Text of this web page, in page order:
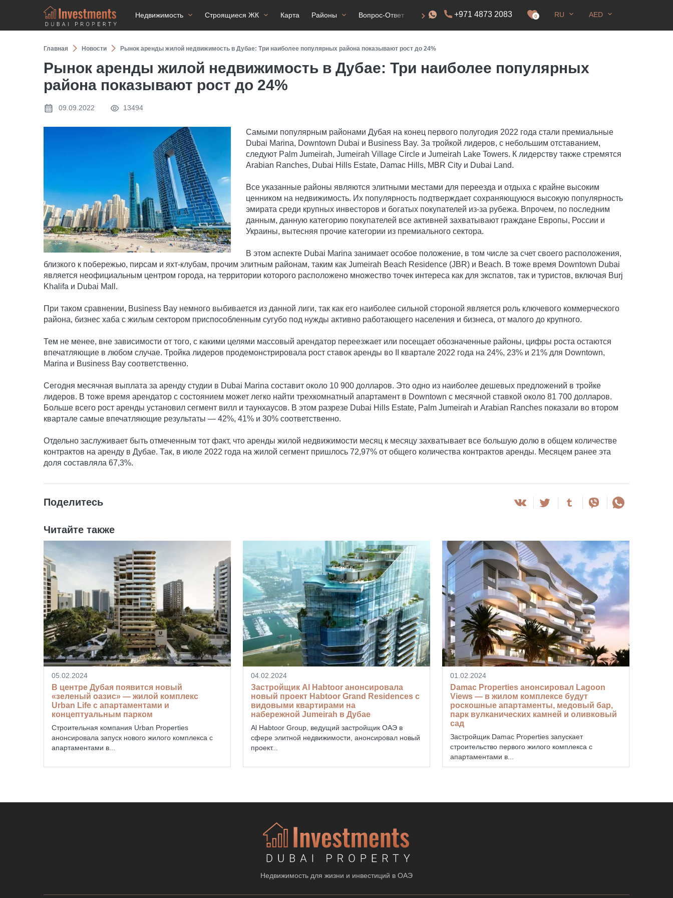
Недвижимость Строящиеся ЖК Карта Районы Вопрос-Ответ ВНЖ +971 4873 2083 0 RU AED
Главная Новости Рынок аренды жилой недвижимость в Дубае: Три наиболее популярных района показывают рост до 24%
Рынок аренды жилой недвижимость в Дубае: Три наиболее популярных
района показывают рост до 24%
09.09.2022 13494
Самыми популярным районами Дубая на конец первого полугодия 2022 года стали премиальные
Dubai Marina, Downtown Dubai и Business Bay. За тройкой лидеров, с небольшим отставанием,
следуют Palm Jumeirah, Jumeirah Village Circle и Jumeirah Lake Towers. К лидерству также стремятся
Arabian Ranches, Dubai Hills Estate, Damac Hills, MBR City и Dubai Land.
Все указанные районы являются элитными местами для переезда и отдыха с крайне высоким
ценником на недвижимость. Их популярность подтверждает сохраняющуюся высокую популярность
эмирата среди крупных инвесторов и богатых покупателей из-за рубежа. Впрочем, по последним
данным, данную категорию покупателей все активней захватывают граждане Европы, России и
Украины, вытесняя прочие категории из премиального сектора.
В этом аспекте Dubai Marina занимает особое положение, в том числе за счет своего расположения,
близкого к побережью, пирсам и яхт-клубам, прочим элитным районам, таким как Jumeirah Beach Residence (JBR) и Beach. В тоже время Downtown Dubai
является неофициальным центром города, на территории которого расположено множество точек интереса как для экспатов, так и туристов, включая Burj
Khalifa и Dubai Mall.
При таком сравнении, Business Bay немного выбивается из данной лиги, так как его наиболее сильной стороной является роль ключевого коммерческого
района, бизнес хаба с жилым сектором приспособленным сугубо под нужды активно работающего населения и бизнеса, от малого до крупного.
Тем не менее, вне зависимости от того, с какими целями массовый арендатор переезжает или посещает обозначенные районы, цифры роста остаются
впечатляющие в любом случае. Тройка лидеров продемонстрировала рост ставок аренды во II квартале 2022 года на 24%, 23% и 21% для Downtown,
Marina и Business Bay соответственно.
Сегодня месячная выплата за аренду студии в Dubai Marina составит около 10 900 долларов. Это одно из наиболее дешевых предложений в тройке
лидеров. В тоже время арендатор с состоянием может легко найти трехкомнатный апартамент в Downtown с месячной ставкой около 81 700 долларов.
Больше всего рост аренды установил сегмент вилл и таунхаусов. В этом разрезе Dubai Hills Estate, Palm Jumeirah и Arabian Ranches показали во втором
квартале самые впечатляющие результаты — 42%, 41% и 30% соответственно.
Отдельно заслуживает быть отмеченным тот факт, что аренды жилой недвижимости месяц к месяцу захватывает все большую долю в общем количестве
контрактов на аренду в Дубае. Так, в июле 2022 года на жилой сегмент пришлось 72,97% от общего количества контрактов аренды. Месяцем ранее эта
доля составляла 67,3%.
Поделитесь
Читайте также
05.02.2024
В центре Дубая появится новый
«зеленый оазис» — жилой комплекс
Urban Life с апартаментами и
концептуальным парком
Строительная компания Urban Properties
анонсировала запуск нового жилого комплекса с
апартаментами в...
04.02.2024
Застройщик Al Habtoor анонсировала
новый проект Habtoor Grand Residences с
видовыми квартирами на
набережной Jumeirah в Дубае
Al Habtoor Group, ведущий застройщик ОАЭ в
сфере элитной недвижимости, анонсировал новый
проект...
01.02.2024
Damac Properties анонсировал Lagoon
Views — в жилом комплексе будут
роскошные апартаменты, медовый бар,
парк вулканических камней и оливковый
сад
Застройщик Damac Properties запускает
строительство первого жилого комплекса с
апартаментами в...
Недвижимость для жизни и инвестиций в ОАЭ